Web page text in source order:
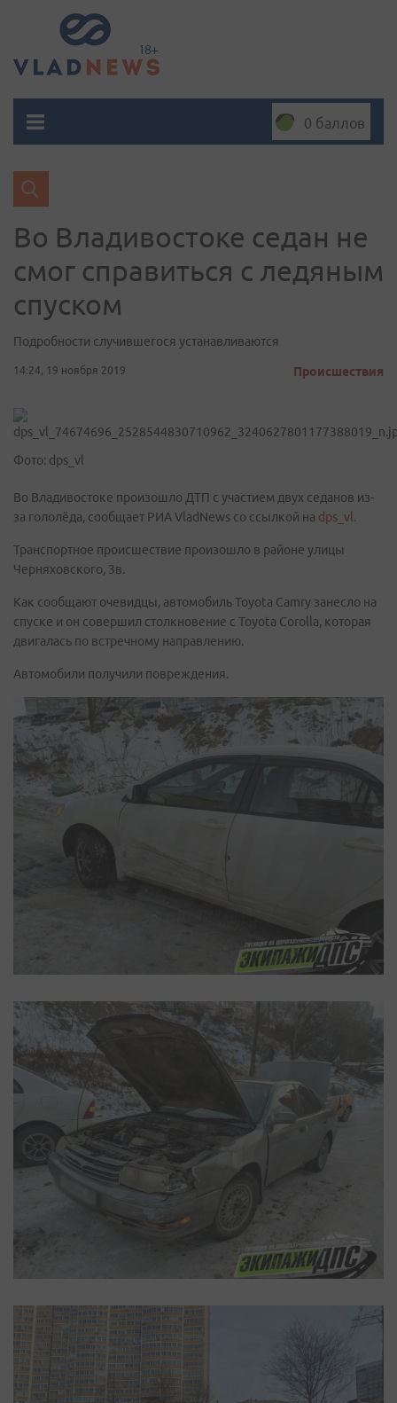
0 баллов
Во Владивостоке седан не
смог справиться с ледяным
спуском
Подробности случившегося устанавливаются
14:24, 19 ноября 2019 Происшествия
Фото: dps_vl
Во Владивостоке произошло ДТП с участием двух седанов из-
за гололёда, сообщает РИА VladNews со ссылкой на dps_vl .
Транспортное происшествие произошло в районе улицы
Черняховского, 3в.
Как сообщают очевидцы, автомобиль Toyota Camry занесло на
спуске и он совершил столкновение с Toyota Corolla, которая
двигалась по встречному направлению.
Автомобили получили повреждения.